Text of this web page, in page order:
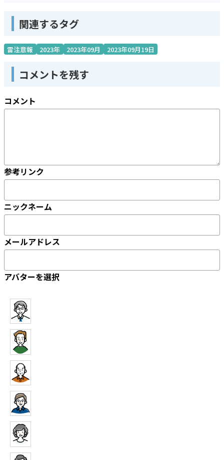
関連するタグ
雷注意報 2023年 2023年09月 2023年09月19日
コメントを残す
コメント
参考リンク
ニックネーム
メールアドレス
アバターを選択